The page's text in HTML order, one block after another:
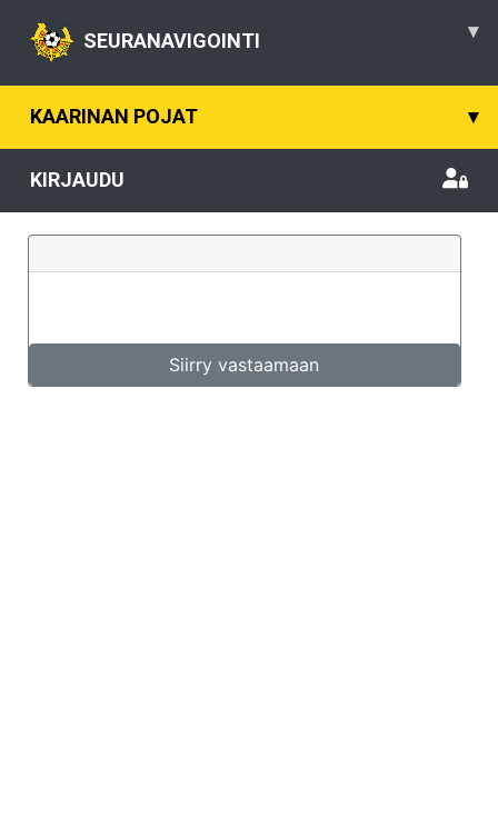
SEURANAVIGOINTI ▾
KAARINAN POJAT ▾
KIRJAUDU